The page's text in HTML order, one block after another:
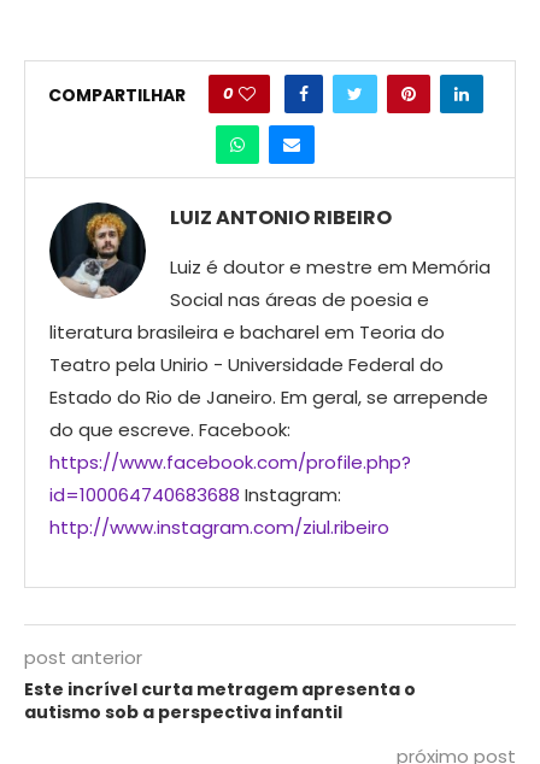
COMPARTILHAR 0
LUIZ ANTONIO RIBEIRO
Luiz é doutor e mestre em Memória
Social nas áreas de poesia e
literatura brasileira e bacharel em Teoria do
Teatro pela Unirio - Universidade Federal do
Estado do Rio de Janeiro. Em geral, se arrepende
do que escreve. Facebook:
https://www.facebook.com/profile.php?
id=100064740683688 Instagram:
http://www.instagram.com/ziul.ribeiro
post anterior
Este incrível curta metragem apresenta o
autismo sob a perspectiva infantil
próximo post